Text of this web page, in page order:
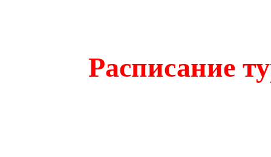
Расписание